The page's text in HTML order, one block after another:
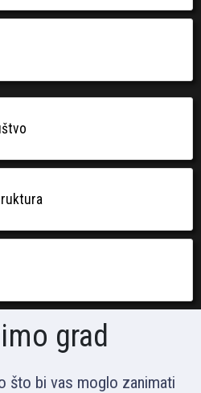
grad
što bi vas moglo zanimati